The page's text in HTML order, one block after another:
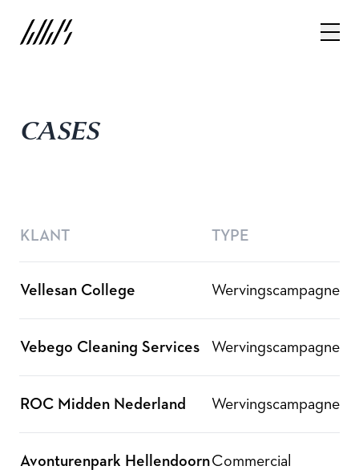
CASES
KLANT TYPE
Vellesan College Wervingscampagne
Vebego Cleaning Services Wervingscampagne
ROC Midden Nederland Wervingscampagne
Avonturenpark HellendoornCommercial